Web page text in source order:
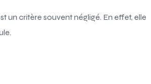
un critère souvent négligé. En effet, elle